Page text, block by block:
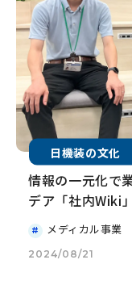
日機装の文化
情報の一元化で
デア「社内Wiki」
メディカル事業
2024/08/21